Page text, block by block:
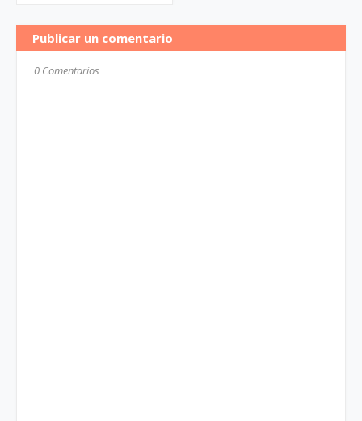
Publicar un comentario
0 Comentarios